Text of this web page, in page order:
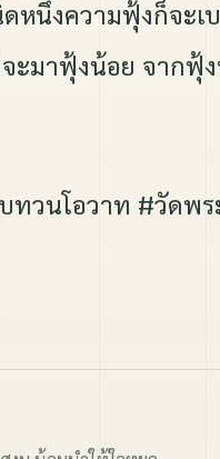
หนึ่งความฟุ้งก็จะเ
ะมาฟุ้งน้อย จากฟุ้
วนโอวาท #วัดพร